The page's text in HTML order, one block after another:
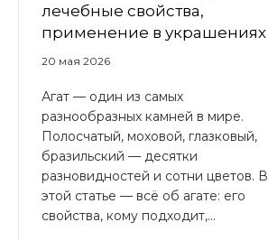
лечебные свойства,
применение в украшениях
20 мая 2026
Агат — один из самых
разнообразных камней в мире.
Полосчатый, моховой, глазковый,
бразильский — десятки
разновидностей и сотни цветов. В
этой статье — всё об агате: его
свойства, кому подходит,...